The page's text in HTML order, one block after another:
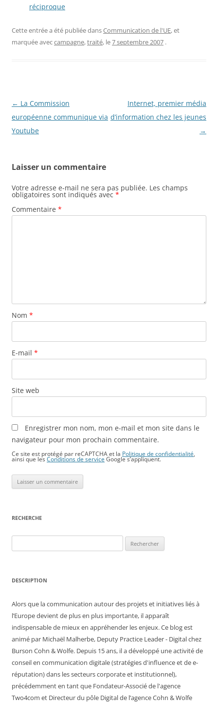
réciproque
Cette entrée a été publiée dansCommunication de l'UE, et
marquée aveccampagne,traité, le7 septembre 2007 .
Navigation
des
articles
← La Commission
européenne communique via
Youtube
Internet, premier média
d’information chez les jeunes
→
Laisser un commentaire
Votre adresse e-mail ne sera pas publiée. Les champs
obligatoires sont indiqués avec *
Commentaire *
Nom *
E-mail *
Site web
Enregistrer mon nom, mon e-mail et mon site dans le
navigateur pour mon prochain commentaire.
Ce site est protégé par reCAPTCHA et la Politique de confidentialité
ainsi que lesConditions de service Google s’appliquent.
RECHERCHE
DESCRIPTION
Alors que la communication autour des projets et initiatives liés à
l’Europe devient de plus en plus importante, il apparaît
indispensable de mieux en appréhender les enjeux. Ce blog est
animé par Michaël Malherbe, Deputy Practice Leader - Digital chez
Burson Cohn & Wolfe. Depuis 15 ans, il a développé une activité de
conseil en communication digitale (stratégies d'influence et de e-
réputation) dans les secteurs corporate et institutionnel),
précédemment en tant que Fondateur-Associé de l'agence
Two4com et Directeur du pôle Digital de l’agence Cohn & Wolfe